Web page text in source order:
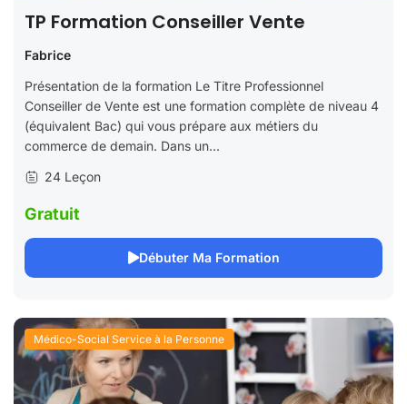
TP Formation Conseiller Vente
Fabrice
Présentation de la formation Le Titre Professionnel
Conseiller de Vente est une formation complète de niveau 4
(équivalent Bac) qui vous prépare aux métiers du
commerce de demain. Dans un...
24 Leçon
Gratuit
Débuter Ma Formation
Médico-Social Service à la Personne